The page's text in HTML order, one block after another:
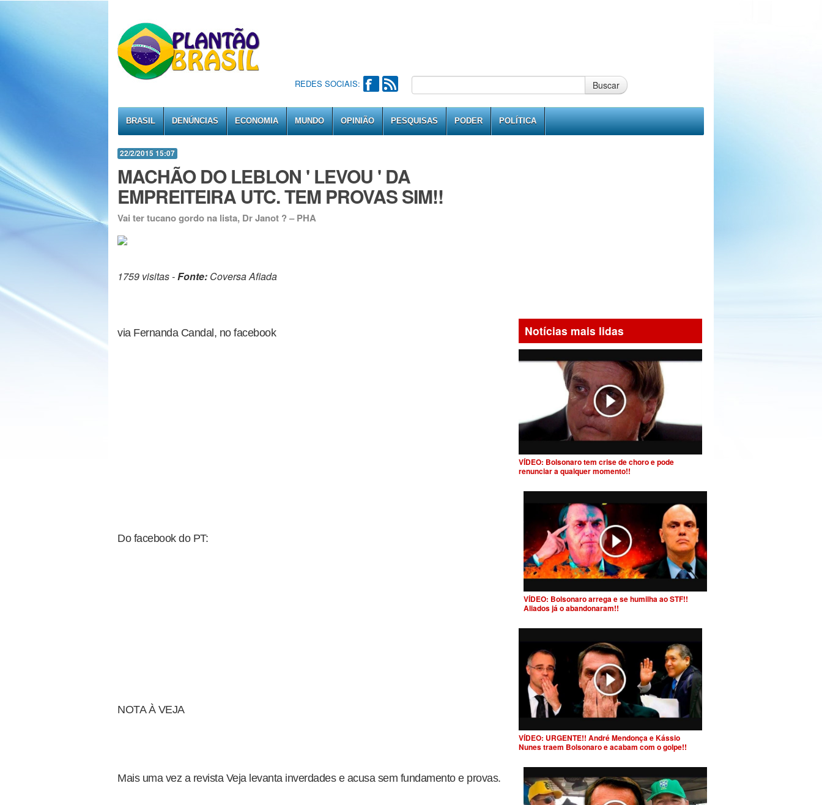
REDES SOCIAIS: Buscar
BRASIL DENÚNCIAS ECONOMIA MUNDO OPINIÃO PESQUISAS PODER POLÍTICA
22/2/2015 15:07
MACHÃO DO LEBLON ' LEVOU ' DA
EMPREITEIRA UTC. TEM PROVAS SIM!!
Vai ter tucano gordo na lista, Dr Janot ? – PHA
1759 visitas -Fonte: Coversa Afiada
via Fernanda Candal, no facebook
Do facebook do PT:
NOTA À VEJA
Mais uma vez a revista Veja levanta inverdades e acusa sem fundamento e provas.
Notícias mais lidas
VÍDEO: Bolsonaro tem crise de choro e pode
renunciar a qualquer momento!!
VÍDEO: Bolsonaro arrega e se humilha ao STF!!
Aliados já o abandonaram!!
VÍDEO: URGENTE!! André Mendonça e Kássio
Nunes traem Bolsonaro e acabam com o golpe!!